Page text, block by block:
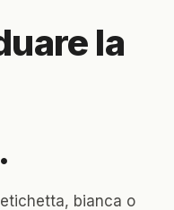
la
bianca o